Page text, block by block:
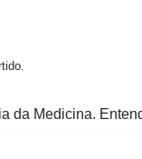
da Medicina.